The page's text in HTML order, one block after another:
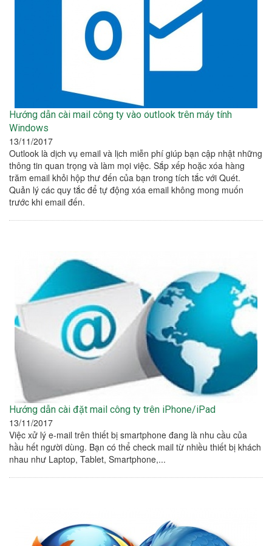
Hướng dẫn cài mail công ty vào outlook trên máy tính
Windows
13/11/2017
Outlook là dịch vụ email và lịch miễn phí giúp bạn cập nhật những
thông tin quan trọng và làm mọi việc. Sắp xếp hoặc xóa hàng
trăm email khỏi hộp thư đến của bạn trong tích tắc với Quét.
Quản lý các quy tắc để tự động xóa email không mong muốn
trước khi email đến.
Hướng dẫn cài đặt mail công ty trên iPhone/iPad
13/11/2017
Việc xử lý e-mail trên thiết bị smartphone đang là nhu cầu của
hầu hết người dùng. Bạn có thể check mail từ nhiều thiết bị khách
nhau như Laptop, Tablet, Smartphone,...